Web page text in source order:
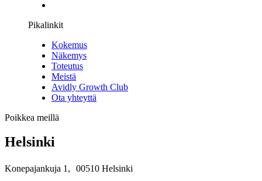
Pikalinkit
Kokemus
Näkemys
Toteutus
Meistä
Avidly Growth Club
Ota yhteyttä
Poikkea meillä
Helsinki
Konepajankuja 1, 00510 Helsinki